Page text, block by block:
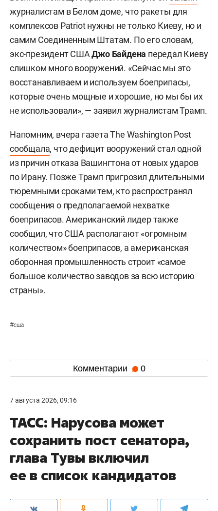
журналистам в Белом доме, что ракеты для
комплексов Patriot нужны не только Киеву, но и
самим Соединенным Штатам. По его словам,
экс-президент СШАДжо Байдена передал Киеву
слишком много вооружений. «Сейчас мы это
восстанавливаем и используем боеприпасы,
которые очень мощные и хорошие, но мы бы их
не использовали», — заявил журналистам Трамп.
Напомним, вчера газета The Washington Post
сообщала, что дефицит вооружений стал одной
из причин отказа Вашингтона от новых ударов
по Ирану. Позже Трамп пригрозил длительными
тюремными сроками тем, кто распространял
сообщения о предполагаемой нехватке
боеприпасов. Американский лидер также
сообщил, что США располагают «огромным
количеством» боеприпасов, а американская
оборонная промышленность строит «самое
большое количество заводов за всю историю
страны».
#сша
Комментарии 0
7 августа 2026, 09:16
ТАСС: Нарусова может
сохранить пост сенатора,
глава Тувы включил
ее в список кандидатов